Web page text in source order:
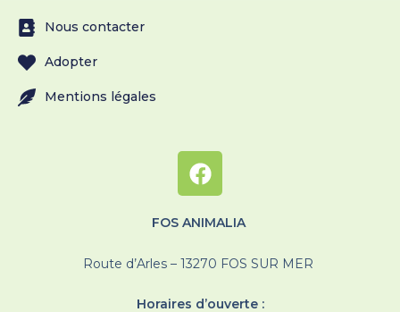
Nous contacter
Adopter
Mentions légales
FOS ANIMALIA
Route d’Arles – 13270 FOS SUR MER
Horaires d’ouverte :